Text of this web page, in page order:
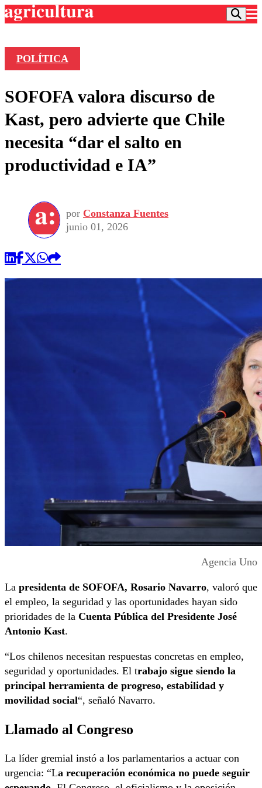
Frecuencias
Agricultura TV
Deportes
Colo Colo
Motor
Torneo Internacional
Torneo Nacional
Entretención
Noticias
Internacional
Nacional
Vida Social
Programas
Comercial
POLÍTICA
SOFOFA valora discurso de
Kast, pero advierte que Chile
necesita “dar el salto en
productividad e IA”
por Constanza Fuentes
junio 01, 2026
Agencia Uno
La presidenta de SOFOFA, Rosario Navarro, valoró que
el empleo, la seguridad y las oportunidades hayan sido
prioridades de la Cuenta Pública del Presidente José
Antonio Kast.
“Los chilenos necesitan respuestas concretas en empleo,
seguridad y oportunidades. El trabajo sigue siendo la
principal herramienta de progreso, estabilidad y
movilidad social“, señaló Navarro.
Llamado al Congreso
La líder gremial instó a los parlamentarios a actuar con
urgencia: “La recuperación económica no puede seguir